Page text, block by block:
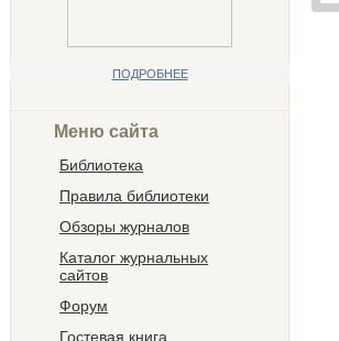
ПОДРОБНЕЕ
Меню сайта
Библиотека
Правила библиотеки
Обзоры журналов
Каталог журнальных
сайтов
Форум
Гостевая книга